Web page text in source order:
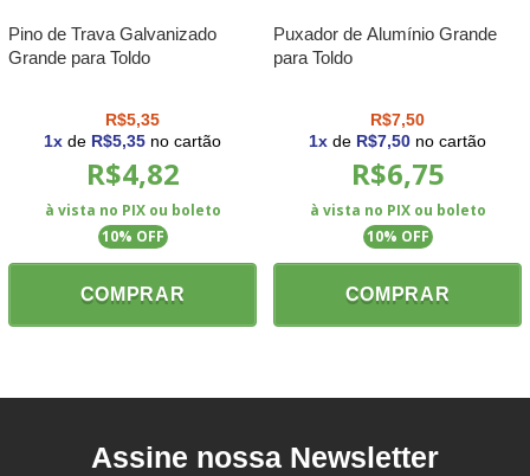
Pino de Trava Galvanizado
Grande para Toldo
R$5,35
1x de R$5,35 no cartão
R$4,82
à vista no PIX ou boleto
10% OFF
COMPRAR
Puxador de Alumínio Grande
para Toldo
R$7,50
1x de R$7,50 no cartão
R$6,75
à vista no PIX ou boleto
10% OFF
COMPRAR
Assine nossa Newsletter